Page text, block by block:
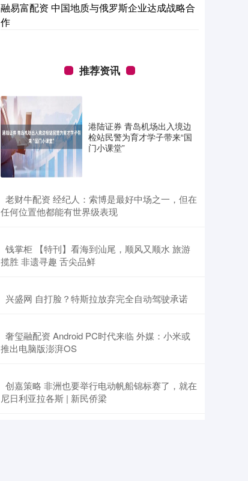
融易富配资 中国地质与俄罗斯企业达成战略合
作
推荐资讯
港陆证券 青岛机场出入境边
检站民警为育才学子带来“国
门小课堂”
​老财牛配资 经纪人：索博是最好中场之一，但在
任何位置他都能有世界级表现
​钱掌柜 【特刊】看海到汕尾，顺风又顺水 旅游
揽胜 非遗寻趣 舌尖品鲜
​兴盛网 自打脸？特斯拉放弃完全自动驾驶承诺
​奢玺融配资 Android PC时代来临 外媒：小米或
推出电脑版澎湃OS
​创嘉策略 非洲也要举行电动帆船锦标赛了，就在
尼日利亚拉各斯 | 新民侨梁